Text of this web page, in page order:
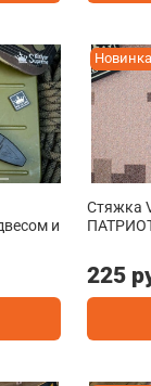
и
Новинка
Стяжка
225